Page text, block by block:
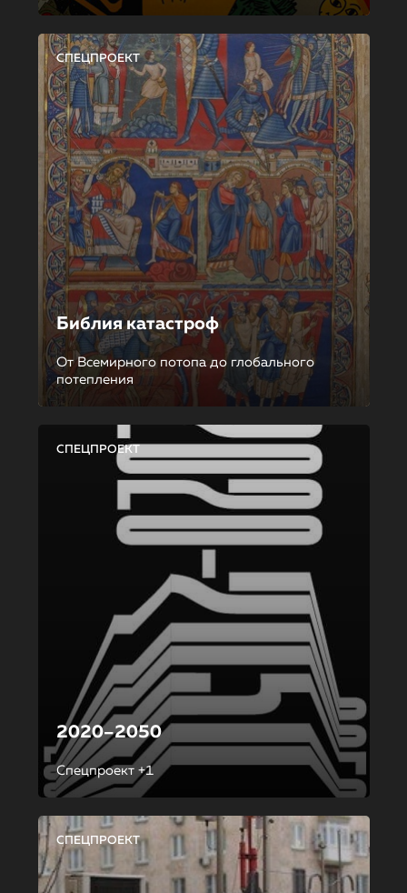
СПЕЦПРОЕКТ
Библия катастроф
От Всемирного потопа до глобального
потепления
СПЕЦПРОЕКТ
2020–2050
Спецпроект +1
СПЕЦПРОЕКТ